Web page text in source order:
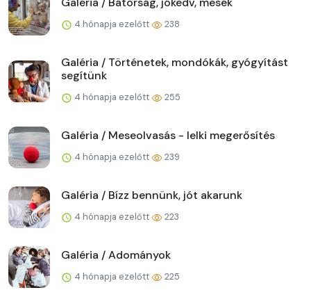
4 hónapja ezelőtt 238
Galéria / Történetek, mondókák, gyógyítást
segítünk
4 hónapja ezelőtt 255
Galéria / Meseolvasás - lelki megerősítés
4 hónapja ezelőtt 239
Galéria / Bízz bennünk, jót akarunk
4 hónapja ezelőtt 223
Galéria / Adományok
4 hónapja ezelőtt 225